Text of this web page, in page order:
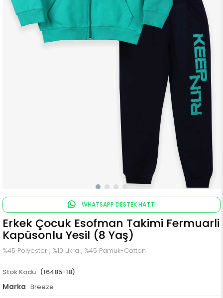
WHATSAPP DESTEK HATTI
Erkek Çocuk Esofman Takimi Fermuarli
Kapüsonlu Yesil (8 Yaş)
%45 Polyester , %10 Likra , %45 Pamuk-Cotton
(16485-18)
Marka : Breeze